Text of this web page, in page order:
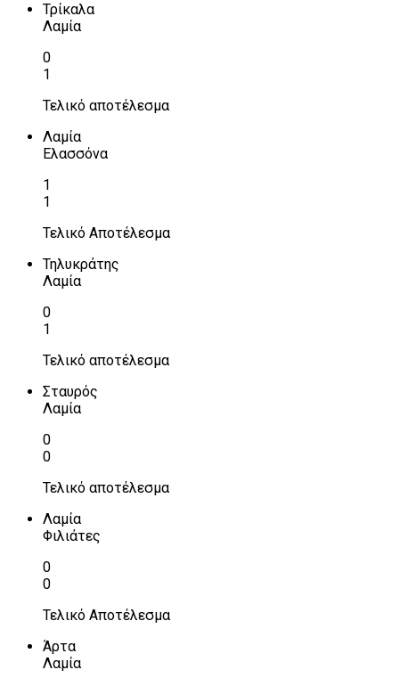
Τρίκαλα
Λαμία
0
1
Τελικό αποτέλεσμα
Λαμία
Ελασσόνα
1
1
Τελικό Αποτέλεσμα
Τηλυκράτης
Λαμία
0
1
Τελικό αποτέλεσμα
Σταυρός
Λαμία
0
0
Τελικό αποτέλεσμα
Λαμία
Φιλιάτες
0
0
Τελικό Αποτέλεσμα
Άρτα
Λαμία